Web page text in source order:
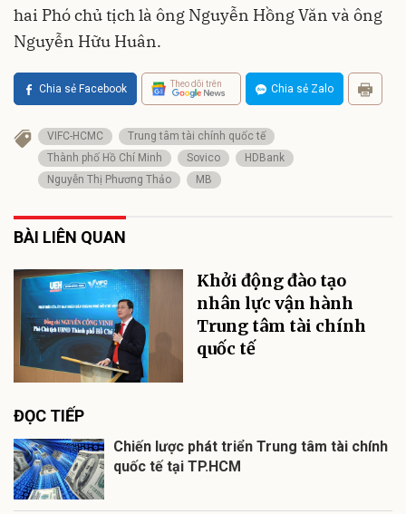
hai Phó chủ tịch là ông Nguyễn Hồng Văn và ông
Nguyễn Hữu Huân.
Chia sẻ Facebook Theo dõi trên Chia sẻ Zalo
VIFC-HCMC
Trung tâm tài chính quốc tế
Thành phố Hồ Chí Minh
Sovico
HDBank
Nguyễn Thị Phương Thảo
MB
BÀI LIÊN QUAN
Khởi động đào tạo
nhân lực vận hành
Trung tâm tài chính
quốc tế
ĐỌC TIẾP
Chiến lược phát triển Trung tâm tài chính
quốc tế tại TP.HCM